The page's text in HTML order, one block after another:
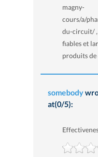
magny-
cours/a/
du-circuit/
fiables et
produits
somebody
at(0/5):